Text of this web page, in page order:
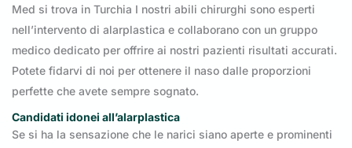
Med si trova in Turchia I nostri abili chirurghi sono esperti
nell’intervento di alarplastica e collaborano con un gruppo
medico dedicato per offrire ai nostri pazienti risultati accurati.
Potete fidarvi di noi per ottenere il naso dalle proporzioni
perfette che avete sempre sognato.
Candidati idonei all’alarplastica
Se si ha la sensazione che le narici siano aperte e prominenti